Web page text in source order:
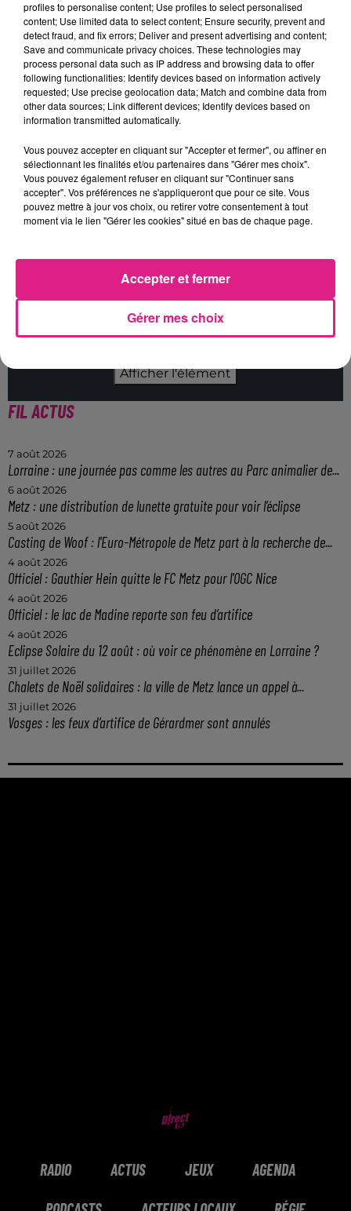
France. Un motif fort de la région fait
également partie de ce maillotAway: les
flammes. Selon le club à la croix de Lorraine,
cet emblème est un clin d’œil au passé
sidérurgique de la région.
au plus vite à laboutique officielle du FC
MetzauStade Saint-Symphorienet sur
site officiel du club.
Cet élément est masqué compte-tenu du refus
du dépôt de cookies que vous avez exprimé. Si
vous souhaitez l'afficher, merci de nous donner
votre accord en cliquant sur le bouton ci-
dessous.
Afficher l'élément
FIL ACTUS
7 août 2026
Lorraine : une journée pas comme les autres au Parc animalier de...
6 août 2026
Metz : une distribution de lunette gratuite pour voir l’éclipse
5 août 2026
Casting de Woof : l'Euro-Métropole de Metz part à la recherche de...
4 août 2026
Officiel : Gauthier Hein quitte le FC Metz pour l'OGC Nice
4 août 2026
Officiel : le lac de Madine reporte son feu d’artifice
4 août 2026
Eclipse Solaire du 12 août : où voir ce phénomène en Lorraine ?
31 juillet 2026
Chalets de Noël solidaires : la ville de Metz lance un appel à...
31 juillet 2026
Vosges : les feux d’artifice de Gérardmer sont annulés
RADIO ACTUS JEUX AGENDA
profiles to personalise content; Use profiles to select personalised
content; Use limited data to select content; Ensure security, prevent and
detect fraud, and fix errors; Deliver and present advertising and content;
Save and communicate privacy choices. These technologies may
process personal data such as IP address and browsing data to offer
following functionalities: Identify devices based on information actively
requested; Use precise geolocation data; Match and combine data from
other data sources; Link different devices; Identify devices based on
information transmitted automatically.
Vous pouvez accepter en cliquant sur "Accepter et fermer", ou affiner en
sélectionnant les finalités et/ou partenaires dans "Gérer mes choix".
Vous pouvez également refuser en cliquant sur "Continuer sans
accepter". Vos préférences ne s'appliqueront que pour ce site. Vous
pouvez mettre à jour vos choix, ou retirer votre consentement à tout
moment via le lien "Gérer les cookies" situé en bas de chaque page.
Gérer mes choix
Accepter et fermer